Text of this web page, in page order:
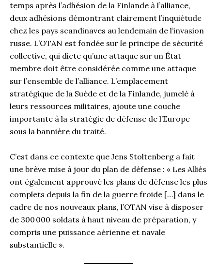
temps après l’adhésion de la Finlande à l’alliance,
deux adhésions démontrant clairement l’inquiétude
chez les pays scandinaves au lendemain de l’invasion
russe. L’OTAN est fondée sur le principe de sécurité
collective, qui dicte qu’une attaque sur un État
membre doit être considérée comme une attaque
sur l’ensemble de l’alliance. L’emplacement
stratégique de la Suède et de la Finlande, jumelé à
leurs ressources militaires, ajoute une couche
importante à la stratégie de défense de l’Europe
sous la bannière du traité.
C’est dans ce contexte que Jens Stoltenberg a fait
une brève mise à jour du plan de défense : « Les Alliés
ont également approuvé les plans de défense les plus
complets depuis la fin de la guerre froide […] dans le
cadre de nos nouveaux plans, l’OTAN vise à disposer
de 300 000 soldats à haut niveau de préparation, y
compris une puissance aérienne et navale
substantielle ».